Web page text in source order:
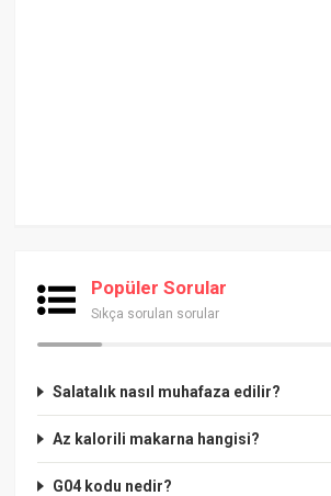
Popüler Sorular
Sıkça sorulan sorular
Salatalık nasıl muhafaza edilir?
Az kalorili makarna hangisi?
G04 kodu nedir?